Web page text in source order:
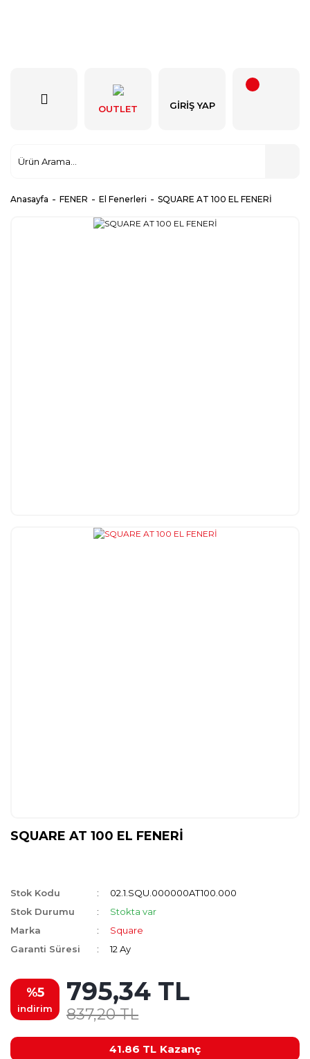
OUTLET GIRIŞ YAP
Anasayfa FENER El Fenerleri SQUARE AT 100 EL FENERİ
SQUARE AT 100 EL FENERİ
Stok Kodu
02.1.SQU.000000AT100.000
Stok Durumu
Stokta var
Marka
Square
Garanti Süresi
12 Ay
%5
indirim
795,34 TL
837,20 TL
41.86 TL Kazanç